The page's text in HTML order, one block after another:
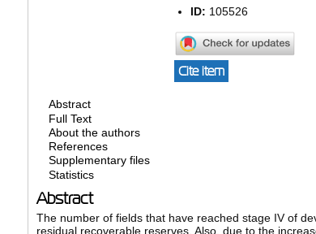
ID: 105526
Cite item
Abstract
Full Text
About the authors
References
Supplementary files
Statistics
Abstract
The number of fields that have reached stage IV of
residual recoverable reserves. Also, due to the